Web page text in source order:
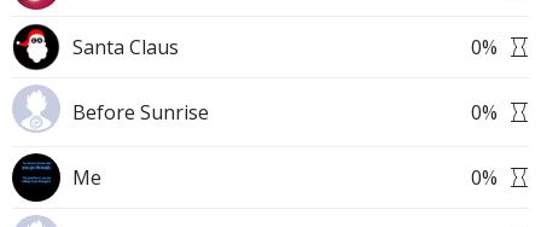
Santa Claus 0%
Before Sunrise 0%
Me 0%